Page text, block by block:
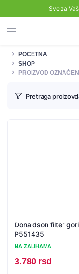
Sve za
POČETNA
SHOP
PROIZVOD
Pretraga
Donaldson filter
P551435
NA ZALIHAMA
3.780 rsd